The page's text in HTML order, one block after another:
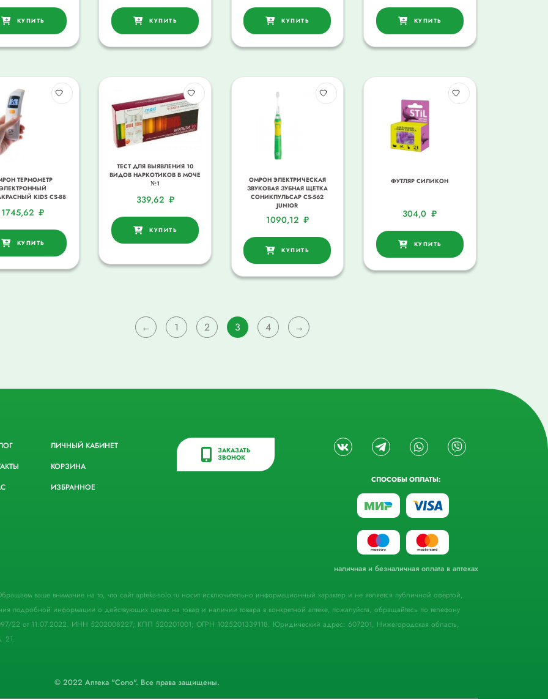
КУПИТЬ КУПИТЬ КУПИТЬ КУПИТЬ
ТЕРМОМЕТР
KIDS CS-88
1745,62₽
КУПИТЬ
ТЕСТ ДЛЯ ВЫЯВЛЕНИЯ 10
ВИДОВ НАРКОТИКОВ В МОЧЕ
№1
339,62 ₽
КУПИТЬ
ОМРОН ЭЛЕКТРИЧЕСКАЯ
ЗВУКОВАЯ ЗУБНАЯ ЩЕТКА
СОНИКПУЛЬСАР CS-562
JUNIOR
1090,12 ₽
КУПИТЬ
ФУТЛЯР СИЛИКОН
304,0₽
КУПИТЬ
← 1 2 3 4 →
ЛИЧНЫЙ КАБИНЕТ
КОРЗИНА
ИЗБРАННОЕ
ЗАКАЗАТЬ
ЗВОНОК
СПОСОБЫ ОПЛАТЫ:
наличная и безналичная оплата в аптеках
ваше внимание на то, что сайт apteka-solo.ru носит исключительно информационный характер и не является публичной офертой,
информации о действующих ценах на товар и наличии товара в конкретной аптеке, пожалуйста, обращайтесь по телефону
от 11.07.2022. ИНН 5202008227; КПП 520201001; ОГРН 1025201339118. Юридический адрес: 607201, Нижегородская область,
21.
© 2022 Аптека "Соло". Все права защищены.